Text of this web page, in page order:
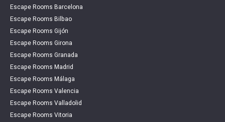
Escape Rooms Barcelona
Escape Rooms Bilbao
Escape Rooms Gijón
Escape Rooms Girona
Escape Rooms Granada
Escape Rooms Madrid
Escape Rooms Málaga
Escape Rooms Valencia
Escape Rooms Valladolid
Escape Rooms Vitoria